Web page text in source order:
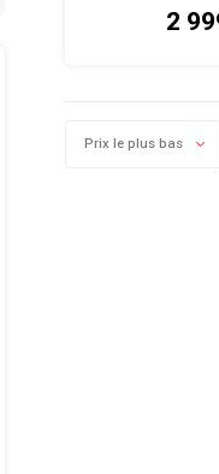
2
Prix le plus bas